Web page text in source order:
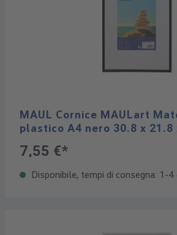
MAUL Cornice MAULart
plastico A4 nero 30.8 x 21.8
7,55 €*
Disponibile, tempi di consegna: 1-